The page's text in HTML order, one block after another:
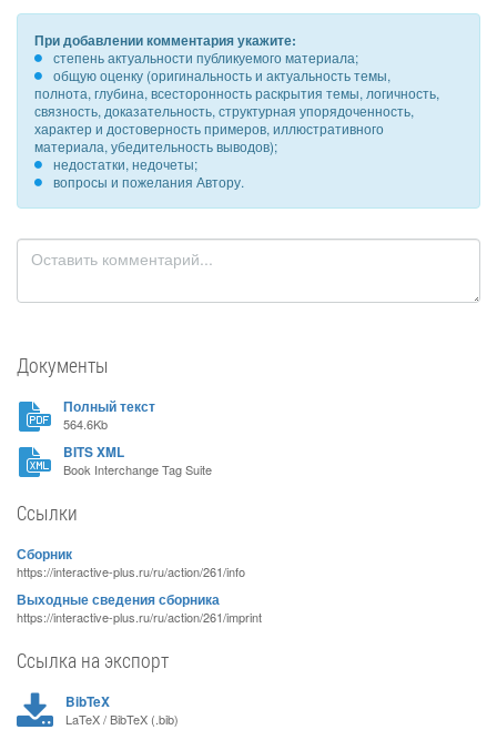
При добавлении комментария укажите:
степень актуальности публикуемого материала;
общую оценку (оригинальность и актуальность темы,
полнота, глубина, всесторонность раскрытия темы, логичность,
связность, доказательность, структурная упорядоченность,
характер и достоверность примеров, иллюстративного
материала, убедительность выводов);
недостатки, недочеты;
вопросы и пожелания Автору.
Документы
Полный текст
564.6Kb
BITS XML
Book Interchange Tag Suite
Ссылки
Сборник
https://interactive-plus.ru/ru/action/261/info
Выходные сведения сборника
https://interactive-plus.ru/ru/action/261/imprint
Ссылка на экспорт
BibTeX
LaTeX / BibTeX (.bib)